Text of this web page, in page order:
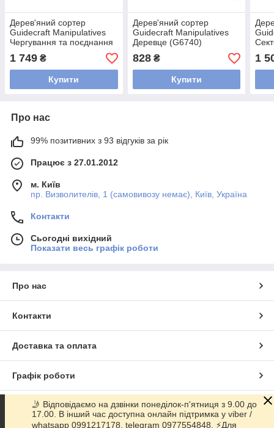
Дерев'яний сортер
Guidecraft Manipulatives
Чергування та поєднання
(G6735)
1 749 ₴
Купити
Дерев'яний сортер
Guidecraft Manipulatives
Деревце (G6740)
828₴
Купити
1
Про нас
99% позитивних з 93 відгуків за рік
Працює з 27.01.2012
м. Київ
пр. Визволителів, 1 (самовивозу немає), Київ, Україна
Контакти
Сьогодні вихідний
Показати весь графік роботи
Про нас
Контакти
Доставка та оплата
Графік роботи
Повна версія сайту
🤳 Відповідаємо на дзвінки понеділок-п'ятниця з 9.00 до
17.00. В інший час доступна онлайн підтримка у viber /
whatsapp 0991217178, telegram 0977554848. ⚡️Для